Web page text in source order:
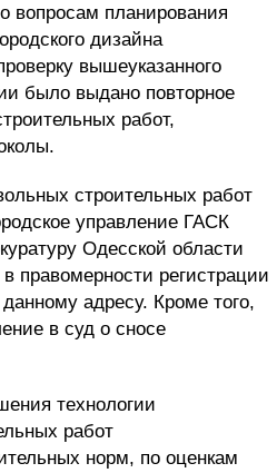
вопросам планирования
дизайна
вышеуказанного
было выдано повторное
работ,
строительных работ
управление ГАСК
Одесской области
правомерности регистрации
адресу. Кроме того,
в суд о сносе
технологии
работ
норм, по оценкам